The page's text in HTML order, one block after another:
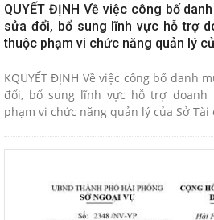
QUYẾT ĐỊNH Về việc công bố
sửa đổi, bổ sung lĩnh vực hỗ trợ
thuộc phạm vi chức năng quản lý
KQUYẾT ĐỊNH Về việc công bố danh
đổi, bổ sung lĩnh vực hỗ trợ doanh
phạm vi chức năng quản lý của Sở Tài